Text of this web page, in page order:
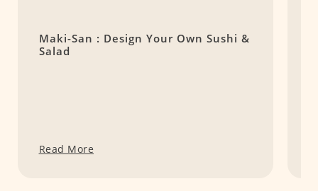
Maki-San : Design Your Own Sushi &
Salad
Read More